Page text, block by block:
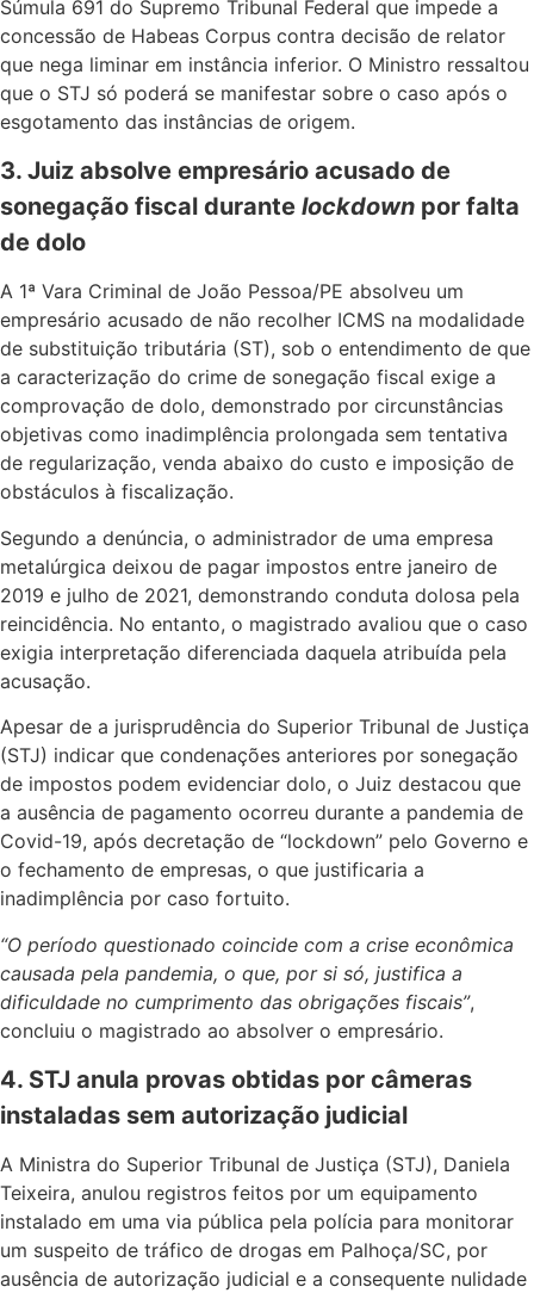
Súmula 691 do Supremo Tribunal Federal que impede a
concessão de Habeas Corpus contra decisão de relator
que nega liminar em instância inferior. O Ministro ressaltou
que o STJ só poderá se manifestar sobre o caso após o
esgotamento das instâncias de origem.
3. Juiz absolve empresário acusado de
sonegação fiscal durante lockdown por falta
de dolo
A 1ª Vara Criminal de João Pessoa/PE absolveu um
empresário acusado de não recolher ICMS na modalidade
de substituição tributária (ST), sob o entendimento de que
a caracterização do crime de sonegação fiscal exige a
comprovação de dolo, demonstrado por circunstâncias
objetivas como inadimplência prolongada sem tentativa
de regularização, venda abaixo do custo e imposição de
obstáculos à fiscalização.
Segundo a denúncia, o administrador de uma empresa
metalúrgica deixou de pagar impostos entre janeiro de
2019 e julho de 2021, demonstrando conduta dolosa pela
reincidência. No entanto, o magistrado avaliou que o caso
exigia interpretação diferenciada daquela atribuída pela
acusação.
Apesar de a jurisprudência do Superior Tribunal de Justiça
(STJ) indicar que condenações anteriores por sonegação
de impostos podem evidenciar dolo, o Juiz destacou que
a ausência de pagamento ocorreu durante a pandemia de
Covid-19, após decretação de “lockdown” pelo Governo e
o fechamento de empresas, o que justificaria a
inadimplência por caso fortuito.
“O período questionado coincide com a crise econômica
causada pela pandemia, o que, por si só, justifica a
dificuldade no cumprimento das obrigações fiscais”,
concluiu o magistrado ao absolver o empresário.
4. STJ anula provas obtidas por câmeras
instaladas sem autorização judicial
A Ministra do Superior Tribunal de Justiça (STJ), Daniela
Teixeira, anulou registros feitos por um equipamento
instalado em uma via pública pela polícia para monitorar
um suspeito de tráfico de drogas em Palhoça/SC, por
ausência de autorização judicial e a consequente nulidade